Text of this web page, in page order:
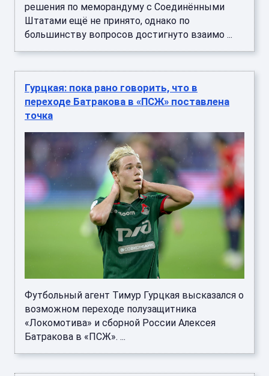
решения по меморандуму с Соединёнными
Штатами ещё не принято, однако по
большинству вопросов достигнуто взаимо ...
Гурцкая: пока рано говорить, что в
переходе Батракова в «ПСЖ» поставлена
точка
Футбольный агент Тимур Гурцкая высказался о
возможном переходе полузащитника
«Локомотива» и сборной России Алексея
Батракова в «ПСЖ». ...